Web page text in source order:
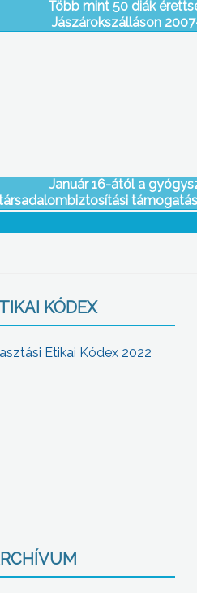
Több mint 50 diák
Jászárokszálláson 2007-
Január 16-ától a
megváltozik
KÓDEX
Etikai Kódex 2022